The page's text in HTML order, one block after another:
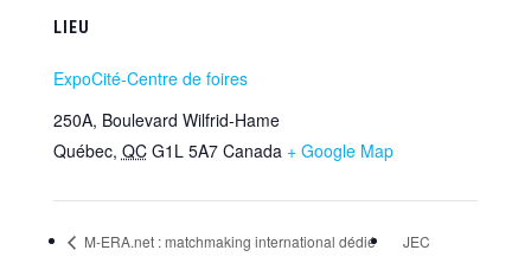
LIEU
ExpoCité-Centre de foires
250A, Boulevard Wilfrid-Hame
Québec, QC G1L 5A7 Canada + Google Map
M-ERA.net : matchmaking international dédié
JEC